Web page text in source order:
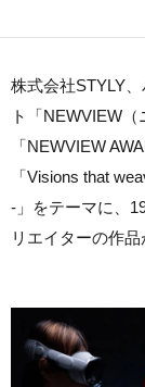
株式会社STYLY
ト「NEWVIEW
「NEWVIEW
「Visions that
-」をテーマに、
リエイターの作品